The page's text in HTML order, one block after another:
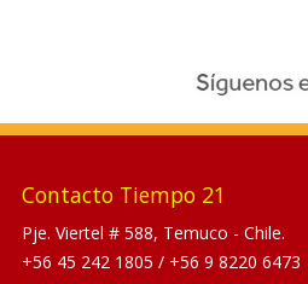
Contacto Tiempo 21
Pje. Viertel # 588, Temuco - Chile.
+56 45 242 1805 / +56 9 8220 6473